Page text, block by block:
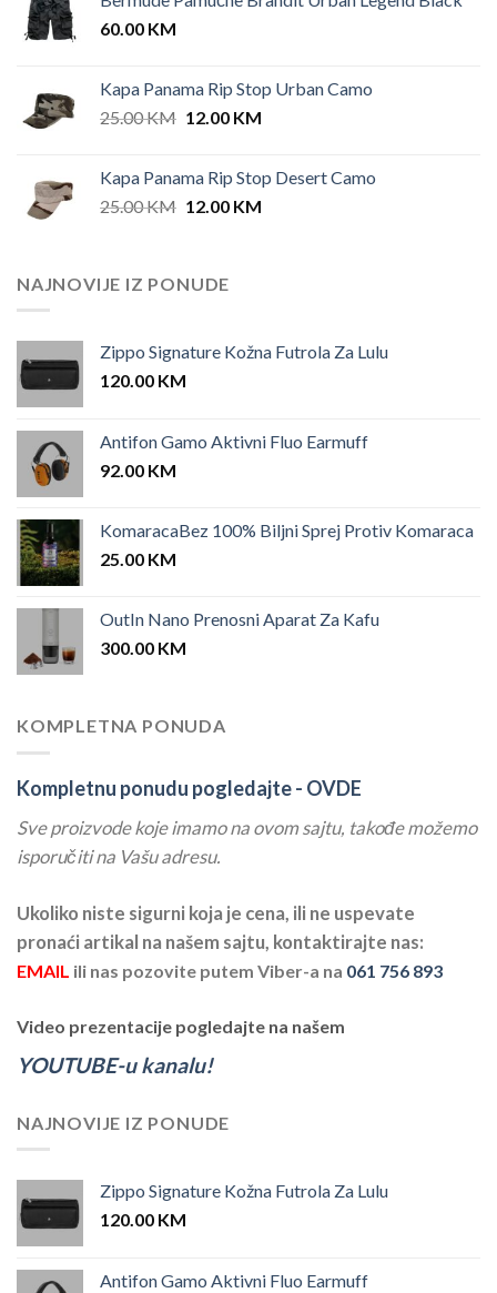
was:
is:
60.00 KM
Kapa Panama Rip Stop Urban Camo
25.00KM Original
25.00 KM.
12.00 KMCurrent
12.00 KM.
Kapa Panama Rip Stop Desert Camo
25.00KM Original
25.00 KM.
12.00 KMCurrent
NAJNOVIJE IZ PONUDE
Zippo Signature Kožna Futrola Za Lulu
120.00 KM
Antifon Gamo Aktivni Fluo Earmuff
92.00 KM
KomaracaBez 100% Biljni Sprej Protiv Komaraca
25.00 KM
OutIn Nano Prenosni Aparat Za Kafu
300.00 KM
KOMPLETNA PONUDA
Kompletnu ponudu pogledajte - OVDE
Sve proizvode koje imamo na ovom sajtu, takođe možemo
isporučiti na Vašu adresu.
Ukoliko niste sigurni koja je cena, ili ne uspevate
pronaći artikal na našem sajtu, kontaktirajte nas:
EMAIL ili nas pozovite putem Viber-a na 061 756 893
Video prezentacije pogledajte na našem
YOUTUBE-u kanalu!
NAJNOVIJE IZ PONUDE
Zippo Signature Kožna Futrola Za Lulu
120.00 KM
Antifon Gamo Aktivni Fluo Earmuff